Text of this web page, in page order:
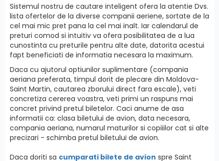
Sistemul nostru de cautare inteligent ofera la atentie Dvs.
lista ofertelor de la diverse companii aeriene, sortate de la
cel mai mic pret pana la cel mai inalt. Iar calendarul de
preturi comod si intuitiv va ofera posibilitatea de a lua
cunostinta cu preturile pentru alte date, datorita acestui
fapt beneficiati de informatia necesara la maximum.
Daca cu ajutorul optiunilor suplimentare (compania
aeriana preferata, timpul dorit de plecare din Moldova-
Saint Martin, cautarea zborului direct fara escale), veti
concretiza cererea voastra, veti primi un raspuns mai
concret privind pretul biletelor. Caci anume de asa
informatii ca: clasa biletului de avion, data necesara,
compania aeriana, numarul maturilor si copiiilor cat si alte
precizari - schimba pretul biletului de avion.
Daca doriti sa cumparati bilete de avion spre Saint